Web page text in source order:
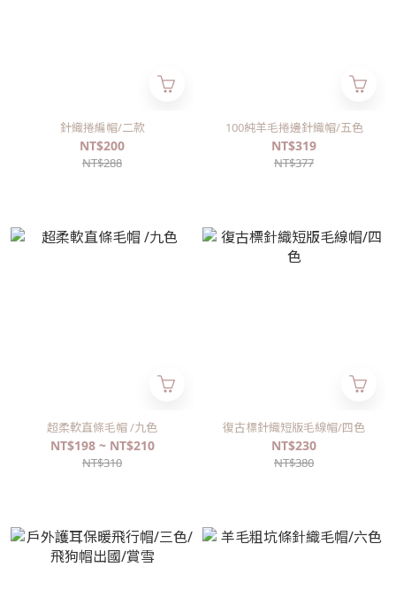
針織捲編帽/二款
NT$200
NT$288
100純羊毛捲邊針織帽/五色
NT$319
NT$377
超柔軟直條毛帽 /九色
NT$198 ~ NT$210
NT$310
復古標針織短版毛線帽/四色
NT$230
NT$380